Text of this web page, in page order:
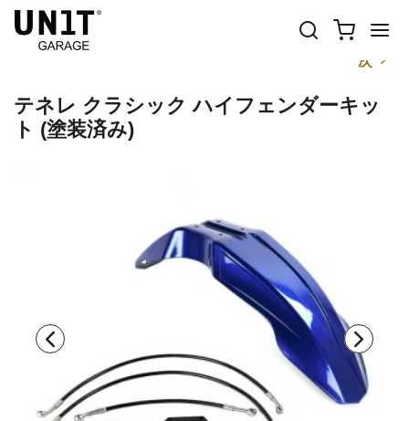
前
次
テネレ クラシック ハイフェンダーキッ
ト (塗装済み)